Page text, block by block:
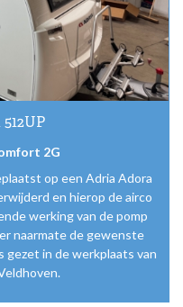
2G
op een Adria Adora
en hierop de airco
werking van de pomp
naarmate de gewenste
in de werkplaats van